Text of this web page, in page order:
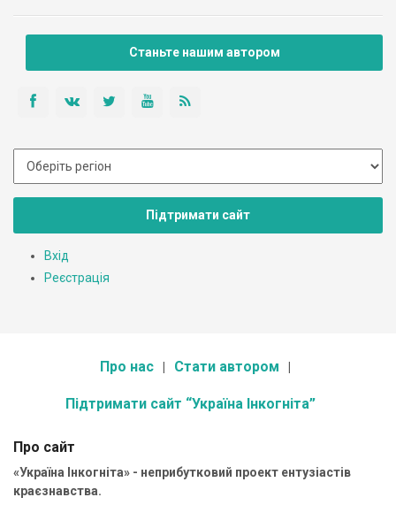
Станьте нашим автором
Підтримати сайт
Вхід
Реєстрація
Про нас Стати автором
Підтримати сайт “Україна Інкогніта”
Про сайт
«Україна Інкогніта» - неприбутковий проект ентузіастів
краєзнавства.